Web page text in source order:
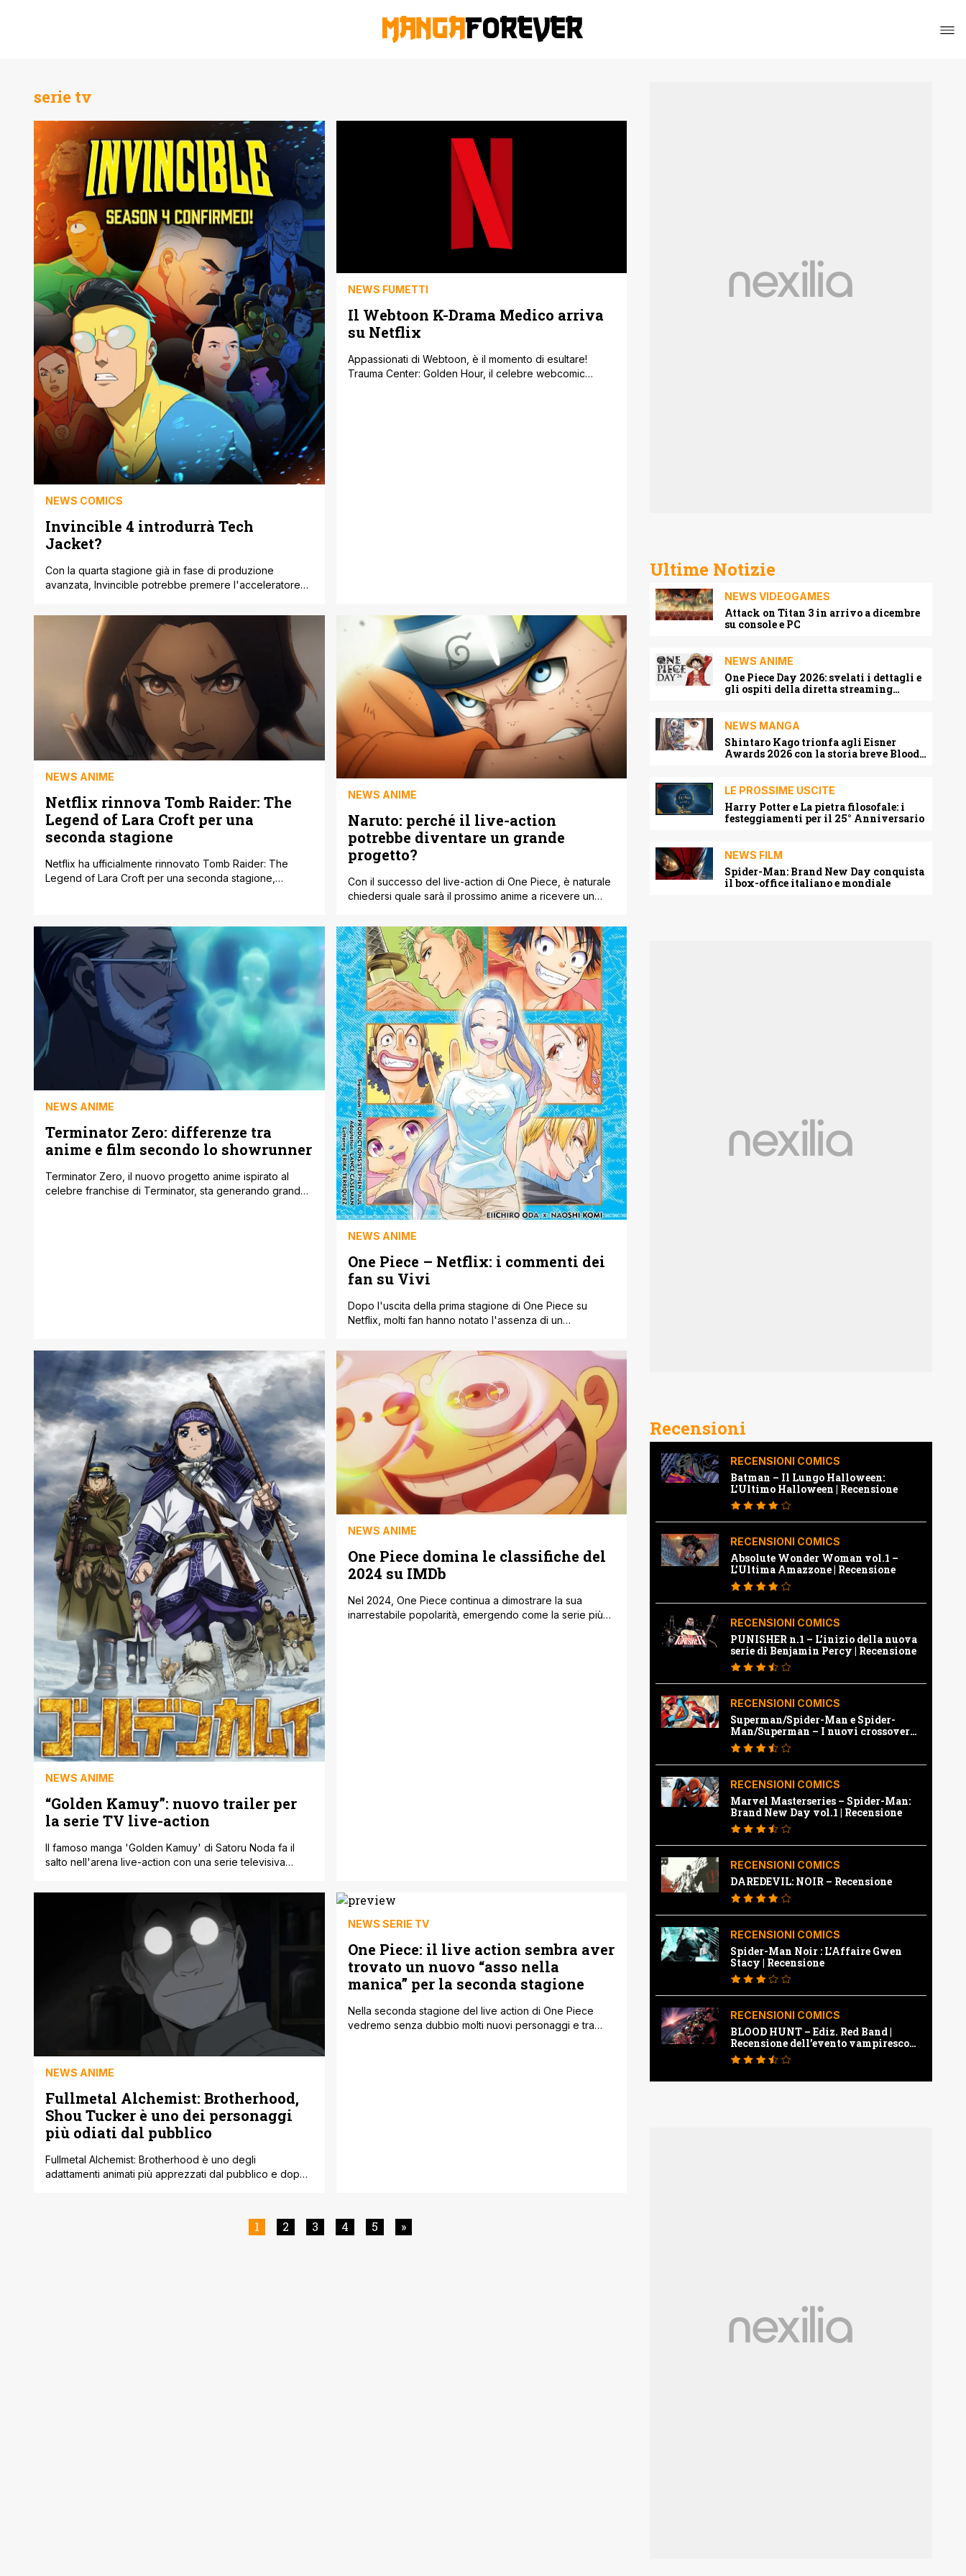
serie tv
NEWS COMICS
Invincible 4 introdurrà Tech
Jacket?
Con la quarta stagione già in fase di produzione
avanzata, Invincible potrebbe premere l'acceleratore
importante al momento rimasto nell'ombra. Apparso in
maniera veloce durante la 'Invincible War' della terza
stagione, il personaggio potrebbe essere finalmente
una figura rilevante all'interno della serie 4 di Invincible.
Zack Thompson, alias Tech [']
NEWS FUMETTI
Il Webtoon K-Drama Medico arriva
su Netflix
Appassionati di Webtoon, è il momento di esultare!
Trauma Center: Golden Hour, il celebre webcomic
NEWS ANIME
Netflix rinnova Tomb Raider: The
Legend of Lara Croft per una
seconda stagione
Netflix ha ufficialmente rinnovato Tomb Raider: The
Legend of Lara Croft per una seconda stagione,
della prima stagione il 10 ottobre. La serie, realizzata in
stile anime e con la voce dell'attrice Hayley [']
NEWS ANIME
Naruto: perché il live-action
potrebbe diventare un grande
progetto?
Con il successo del live-action di One Piece, è naturale
chiedersi quale sarà il prossimo anime a ricevere un
il popolare franchise creato da Masashi Kishimoto che,
a quasi venticinque anni dal suo debutto, continua a
catturare l'immaginazione di milioni di fan. La storia del
giovane [']
NEWS ANIME
Terminator Zero: differenze tra
anime e film secondo lo showrunner
Terminator Zero, il nuovo progetto anime ispirato al
celebre franchise di Terminator, sta generando grande
NEWS ANIME
One Piece – Netflix: i commenti dei
fan su Vivi
Dopo l'uscita della prima stagione di One Piece su
Netflix, molti fan hanno notato l'assenza di un
nell'anime, Vivi è un personaggio chiave durante l'arco
di Alabasta, ma la sua mancanza nella versione live-
action ha sollevato diverse domande. Tuttavia, gli autori
della serie hanno rassicurato i fan che [']
NEWS ANIME
“Golden Kamuy”: nuovo trailer per
la serie TV live-action
Il famoso manga 'Golden Kamuy' di Satoru Noda fa il
salto nell'arena live-action con una serie televisiva
trailer emozionante. Dopo il successo di un film live-
action uscito nei cinema giapponesi all'inizio dell'anno,
l'adattamento televisivo mira a espandere ulteriormente
l'universo di 'Golden Kamuy' portando le avventure del
russo-giapponese [']
NEWS ANIME
One Piece domina le classifiche del
2024 su IMDb
Nel 2024, One Piece continua a dimostrare la sua
inarrestabile popolarità, emergendo come la serie più
NEWS ANIME
Fullmetal Alchemist: Brotherhood,
Shou Tucker è uno dei personaggi
più odiati dal pubblico
Fullmetal Alchemist: Brotherhood è uno degli
adattamenti animati più apprezzati dal pubblico e dopo
di grandi situazioni e ottimi personaggi. Di recente,
come leggiamo su Comic Book è stata diffusa una lista
NEWS SERIE TV
One Piece: il live action sembra aver
trovato un nuovo “asso nella
manica” per la seconda stagione
Nella seconda stagione del live action di One Piece
vedremo senza dubbio molti nuovi personaggi e tra
1 2 3 4 5 »
Ultime Notizie
NEWS VIDEOGAMES
Attack on Titan 3 in arrivo a dicembre
su console e PC
NEWS ANIME
One Piece Day 2026: svelati i dettagli e
gli ospiti della diretta streaming
NEWS MANGA
Shintaro Kago trionfa agli Eisner
Awards 2026 con la storia breve Blood
LE PROSSIME USCITE
Harry Potter e La pietra filosofale: i
festeggiamenti per il 25° Anniversario
NEWS FILM
Spider-Man: Brand New Day conquista
il box-office italiano e mondiale
Recensioni
RECENSIONI COMICS
Batman – Il Lungo Halloween:
L’Ultimo Halloween | Recensione
RECENSIONI COMICS
Absolute Wonder Woman vol.1 –
L’Ultima Amazzone | Recensione
RECENSIONI COMICS
PUNISHER n.1 – L’inizio della nuova
serie di Benjamin Percy | Recensione
RECENSIONI COMICS
Superman/Spider-Man e Spider-
Man/Superman – I nuovi crossover
Marvel e Dc | Recensione
RECENSIONI COMICS
Marvel Masterseries – Spider-Man:
Brand New Day vol.1 | Recensione
RECENSIONI COMICS
DAREDEVIL: NOIR – Recensione
RECENSIONI COMICS
Spider-Man Noir : L’Affaire Gwen
Stacy | Recensione
RECENSIONI COMICS
BLOOD HUNT – Ediz. Red Band |
Recensione dell’evento vampiresco
della Marvel